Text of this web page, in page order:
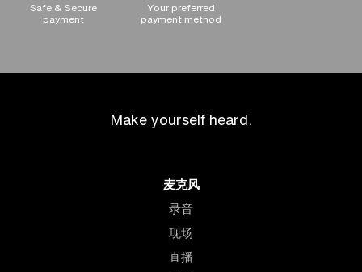
Safe & Secure
payment
Your preferred
payment method
Make yourself heard.
麦克风
录音
现场
直播